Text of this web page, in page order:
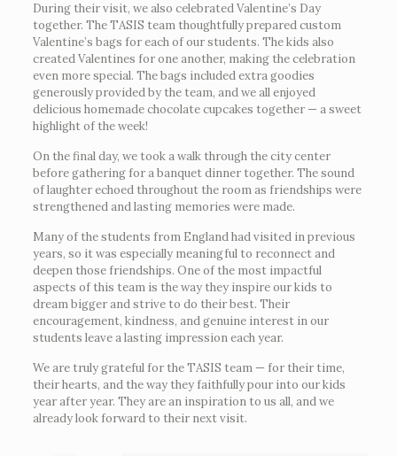
During their visit, we also celebrated Valentine’s Day
together. The TASIS team thoughtfully prepared custom
Valentine’s bags for each of our students. The kids also
created Valentines for one another, making the celebration
even more special. The bags included extra goodies
generously provided by the team, and we all enjoyed
delicious homemade chocolate cupcakes together — a sweet
highlight of the week!
On the final day, we took a walk through the city center
before gathering for a banquet dinner together. The sound
of laughter echoed throughout the room as friendships were
strengthened and lasting memories were made.
Many of the students from England had visited in previous
years, so it was especially meaningful to reconnect and
deepen those friendships. One of the most impactful
aspects of this team is the way they inspire our kids to
dream bigger and strive to do their best. Their
encouragement, kindness, and genuine interest in our
students leave a lasting impression each year.
We are truly grateful for the TASIS team — for their time,
their hearts, and the way they faithfully pour into our kids
year after year. They are an inspiration to us all, and we
already look forward to their next visit.